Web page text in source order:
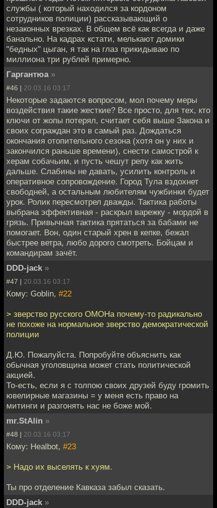
службы ( который находился за кордоном
сотрудников полиции) рассказывающий о
незаконных врезках. В общем всё как всегда и даже
банально. На кадрах кстати, мелькают домики
"бедных" цыган, я так на глаз прикидываю по
миллиона три рублей примерно.
Гаргантюа »
#46 | 20.03.16 03:17
Некоторые задаются вопросом, мол почему меры
воздействия такие жесткие? Все просто, для тех, кто
ключи от жопы потерял, считает себя выше Закона и
своих сограждан это в самый раз. Дождаться
окончания отопительного сезона (хотя он у них и
закончился раньше времени), снести самострой к
херам собачьим, и пусть чешут репу как жить
дальше. Слабины не давать, усилить контроль и
оперативное сопровождение. Город Тула вздохнет
свободней, а остальным любителям чужбинки будет
урок. Ролик пересмотрел дважды. Тактика работы
выбрана эффективная - раскрыл варежку - мордой в
грязь. Привычная тактика прятаться за бабами не
помогает. Вон, один старый хрен в кепке, бежал
быстрее ветра, любо дорого смотреть. Бойцам и
командирам зачёт.
DDD-jack »
#47 | 20.03.16 03:17
Кому: Goblin, #22
> зверство русского ОМОНа почему-то радикально
не похоже на нормальное зверство демократической
полиции
Д.Ю. Пожалуйста. Попробуйте объяснить как
обычная уголовщина может стать политической
акцией.
То-есть, если я с толпою своих друзей буду громить
ювелирные магазины = у меня есть право на
митинги и разгонять нас не боже мой.
mr.StAlin »
#48 | 20.03.16 03:17
Кому: Healbot, #23
> Надо их выселять к хуям.
Ты про отделение Кавказа забыл сказать.
DDD-jack »